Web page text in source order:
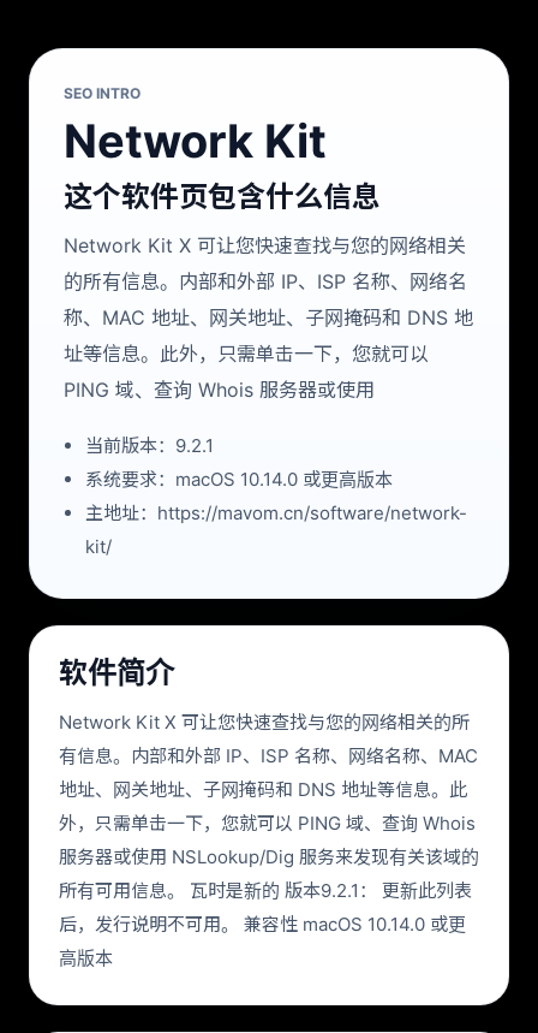
SEO INTRO
Network Kit
这个软件页包含什么信息
Network Kit X 可让您快速查找与您的网络相关
的所有信息。内部和外部 IP、ISP 名称、网络名
称、MAC 地址、网关地址、子网掩码和 DNS 地
址等信息。此外，只需单击一下，您就可以
PING 域、查询 Whois 服务器或使用
当前版本：9.2.1
系统要求：macOS 10.14.0 或更高版本
主地址：https://mavom.cn/software/network-
kit/
软件简介
Network Kit X 可让您快速查找与您的网络相关的所
有信息。内部和外部 IP、ISP 名称、网络名称、MAC
地址、网关地址、子网掩码和 DNS 地址等信息。此
外，只需单击一下，您就可以 PING 域、查询 Whois
服务器或使用 NSLookup/Dig 服务来发现有关该域的
所有可用信息。 瓦时是新的 版本9.2.1： 更新此列表
后，发行说明不可用。 兼容性 macOS 10.14.0 或更
高版本